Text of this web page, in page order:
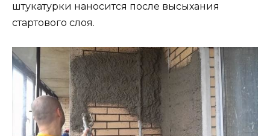
штукатурки наносится после высыхания
стартового слоя.